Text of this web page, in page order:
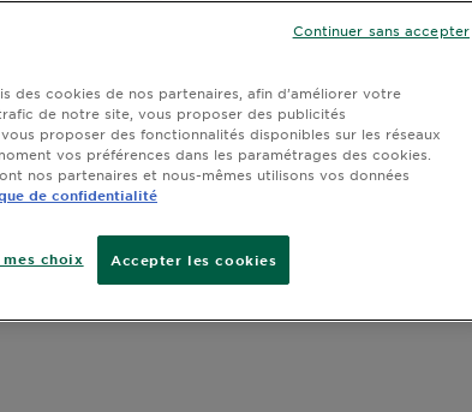
Couleur
des cookies de nos partenaires, afin d’améliorer votre
de notre site, vous proposer des publicités
proposer des fonctionnalités disponibles sur les réseaux
vos préférences dans les paramétrages des cookies.
nos partenaires et nous-mêmes utilisons vos données
de confidentialité
Accepter les cookies
mes choix
Continuer sans accepter